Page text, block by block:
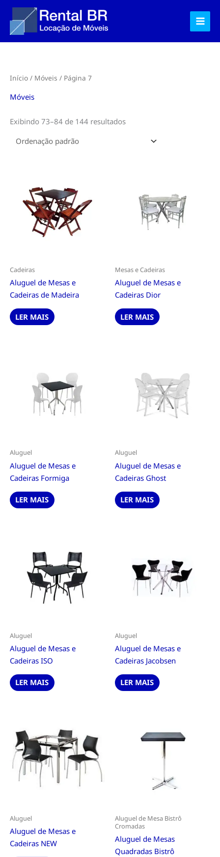
para
conteúdo
Início / Móveis / Página 7
Móveis
Exibindo 73–84 de 144 resultados
Cadeiras
Aluguel de Mesas e
Cadeiras de Madeira
LER MAIS
Mesas e Cadeiras
Aluguel de Mesas e
Cadeiras Dior
LER MAIS
Aluguel
Aluguel de Mesas e
Cadeiras Formiga
LER MAIS
Aluguel
Aluguel de Mesas e
Cadeiras Ghost
LER MAIS
Aluguel
Aluguel de Mesas e
Cadeiras ISO
LER MAIS
Aluguel
Aluguel de Mesas e
Cadeiras Jacobsen
LER MAIS
Aluguel
Aluguel de Mesas e
Cadeiras NEW
Aluguel de Mesa Bistrô
Cromadas
Aluguel de Mesas
Quadradas Bistrô